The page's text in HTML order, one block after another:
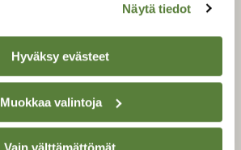
Näytä tiedot
Hyväksy evästeet
Muokkaa valintoja
Suomen Luonto -lehden
kustantaja onSuomen
luonnonsuojelu­liitto